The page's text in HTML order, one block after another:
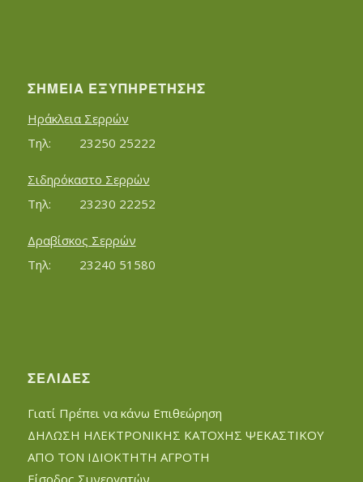
ΣΗΜΕΊΑ ΕΞΥΠΗΡΈΤΗΣΗΣ
Ηράκλεια Σερρών
Τηλ:		23250 25222
Σιδηρόκαστο Σερρών
Τηλ:		23230 22252
Δραβίσκος Σερρών
Τηλ:		23240 51580
ΣΕΛΊΔΕΣ
Γιατί Πρέπει να κάνω Επιθεώρηση
ΔΗΛΩΣΗ ΗΛΕΚΤΡΟΝΙΚΗΣ ΚΑΤΟΧΗΣ ΨΕΚΑΣΤΙΚΟΥ
ΑΠΟ ΤΟΝ ΙΔΙΟΚΤΗΤΗ ΑΓΡΟΤΗ